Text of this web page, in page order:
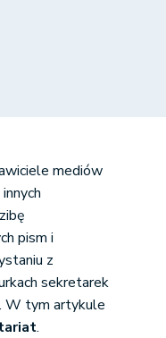
mediów
pism i
z
sekretarek
W tym artykule
.